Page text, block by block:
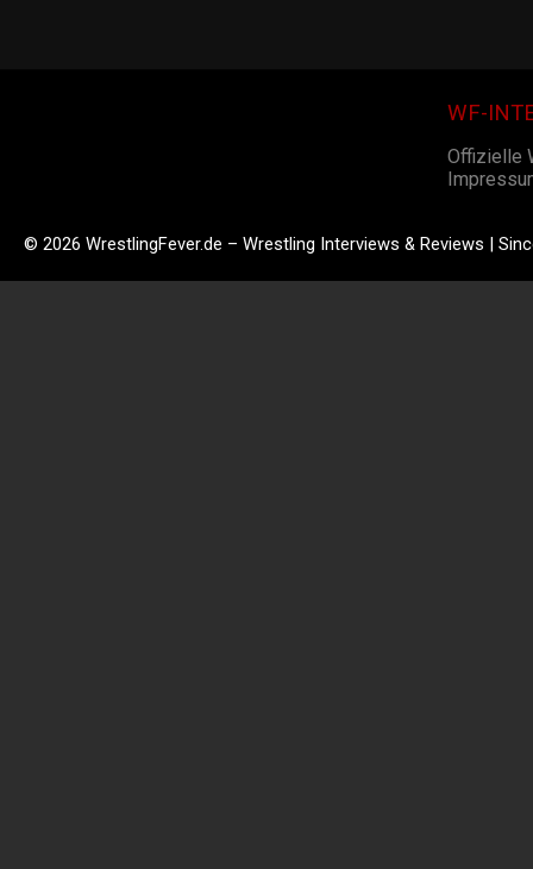
WF-
Offizielle
© 2026 WrestlingFever.de – Wrestling Interviews & Reviews |